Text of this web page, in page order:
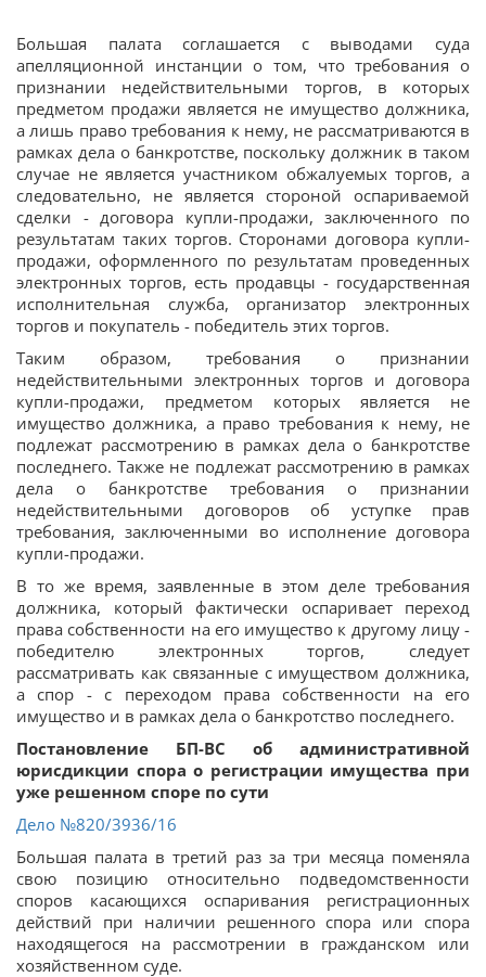
Большая палата соглашается с выводами суда
апелляционной инстанции о том, что требования о
признании недействительными торгов, в которых
предметом продажи является не имущество должника,
а лишь право требования к нему, не рассматриваются в
рамках дела о банкротстве, поскольку должник в таком
случае не является участником обжалуемых торгов, а
следовательно, не является стороной оспариваемой
сделки - договора купли-продажи, заключенного по
результатам таких торгов. Сторонами договора купли-
продажи, оформленного по результатам проведенных
электронных торгов, есть продавцы - государственная
исполнительная служба, организатор электронных
торгов и покупатель - победитель этих торгов.
Таким образом, требования о признании
недействительными электронных торгов и договора
купли-продажи, предметом которых является не
имущество должника, а право требования к нему, не
подлежат рассмотрению в рамках дела о банкротстве
последнего. Также не подлежат рассмотрению в рамках
дела о банкротстве требования о признании
недействительными договоров об уступке прав
требования, заключенными во исполнение договора
купли-продажи.
В то же время, заявленные в этом деле требования
должника, который фактически оспаривает переход
права собственности на его имущество к другому лицу -
победителю электронных торгов, следует
рассматривать как связанные с имуществом должника,
а спор - с переходом права собственности на его
имущество и в рамках дела о банкротство последнего.
Постановление БП-ВС об административной
юрисдикции спора о регистрации имущества при
уже решенном споре по сути
Дело №820/3936/16
Большая палата в третий раз за три месяца поменяла
свою позицию относительно подведомственности
споров касающихся оспаривания регистрационных
действий при наличии решенного спора или спора
находящегося на рассмотрении в гражданском или
хозяйственном суде.